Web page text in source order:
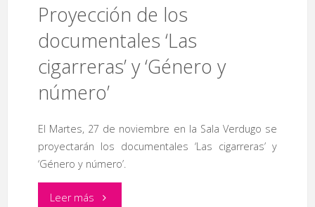
sigue’"
Proyección de los
documentales ‘Las
cigarreras’ y ‘Género y
número’
El Martes, 27 de noviembre en la Sala Verdugo se
proyectarán los documentales ‘Las cigarreras’ y
‘Género y número’.
Leer más"Proyección